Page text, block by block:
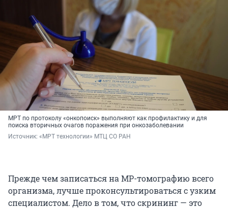
МРТ по протоколу «онкопоиск» выполняют как профилактику и для
поиска вторичных очагов поражения при онкозаболевании
Источник: «МРТ технологии» МТЦ СО РАН
Прежде чем записаться на МР-томографию всего
организма, лучше проконсультироваться с узким
специалистом. Дело в том, что скрининг — это